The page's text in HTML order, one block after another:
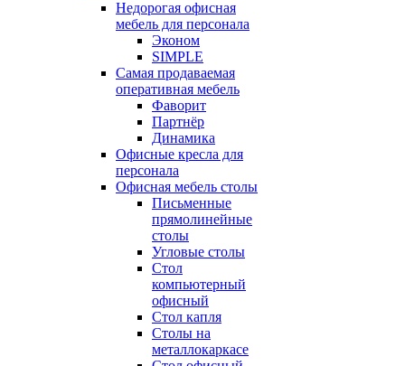
Недорогая офисная
мебель для персонала
Эконом
SIMPLE
Самая продаваемая
оперативная мебель
Фаворит
Партнёр
Динамика
Офисные кресла для
персонала
Офисная мебель столы
Письменные
прямолинейные
столы
Угловые столы
Стол
компьютерный
офисный
Стол капля
Столы на
металлокаркасе